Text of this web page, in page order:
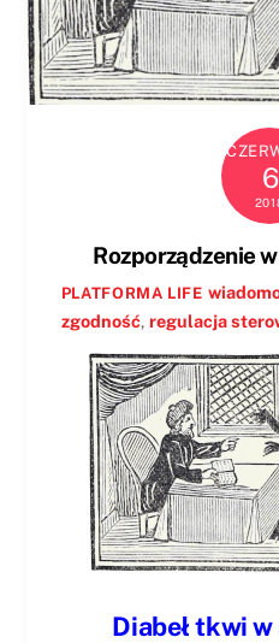
6
Rozporządzenie
PLATFORMA LIFE
zgodność, regulacja
Diabeł tkwi